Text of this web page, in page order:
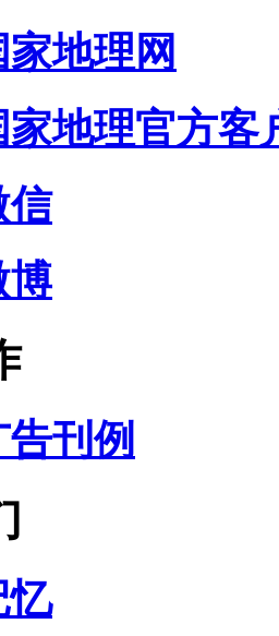
地理网
家地理官方客
信
博
刊例
忆